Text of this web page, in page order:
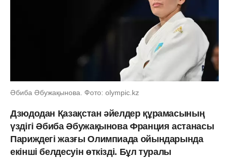
Әбиба Әбужақынова. Фото: olympic.kz
Дзюдодан Қазақстан әйелдер құрамасының
үздігі Әбиба Әбужақынова Франция астанасы
Париждегі жазғы Олимпиада ойындарында
екінші белдесуін өткізді. Бұл туралы